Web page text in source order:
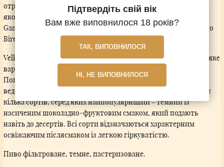
отримують нагороди на міжнародних і локальних конкурсах
якості: Pilsner Urquell, Šariš, Velkopopovický Kozel, Radegast,
Gambrinus, Topvar, Smädný Mních, Excelent, безалкогольне пиво
Birell та сидр Frisco.
Velkopopovický Kozel – впізнаване та популярне чеське пиво, яке
варять за традиційними рецептами на пивоварні у Велке
Поповіце, недалеко від Праги. Сьогодні виробництво також
ведеться на заводі Plzeňský Prazdroj у Пльзені. Бренд пропонує
кілька сортів, серед яких найпопулярніший – темний із
насиченим шоколадно-фруктовим смаком, який подають
навіть до десертів. Всі сорти відзначаються характерним
освіжаючим післясмаком із легкою гіркуватістю.
Пиво фільтроване, темне, пастеризоване.
Підтвердіть свій вік
Вам вже виповнилося 18 років?
ТАК, ВИПОВНИЛОСЯ
НІ, НЕ ВИПОВНИЛОСЯ